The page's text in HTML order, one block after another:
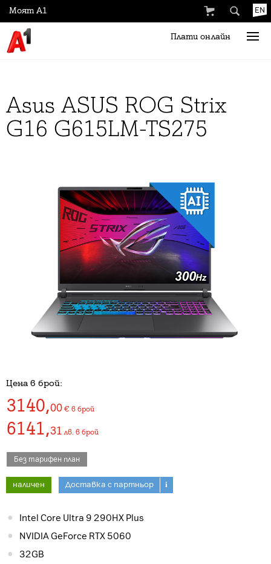
EN
Плати онлайн
Моят А1
Asus ASUS ROG Strix
G16 G615LM-TS275
Цена в брой:
3140,00 € в брой
6141,31 лв. в брой
Без тарифен план
наличен Доставка с партньор i
Intel Core Ultra 9 290HX Plus
NVIDIA GeForce RTX 5060
32GB